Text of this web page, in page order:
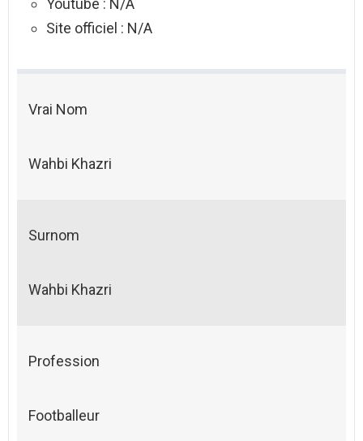
Site officiel : N/A
Vrai Nom
Wahbi Khazri
Surnom
Wahbi Khazri
Profession
Footballeur